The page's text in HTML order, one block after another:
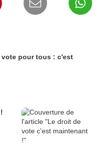
pour tous : c'est